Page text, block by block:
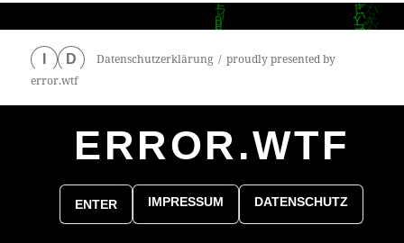
D Datenschutzerklärung
proudly presented by
error.wtf
ERROR.WTF
ENTER IMPRESSUM DATENSCHUTZ